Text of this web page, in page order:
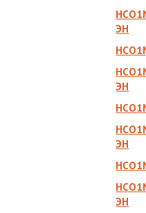
ЭН
ЭН
ЭН
ЭН